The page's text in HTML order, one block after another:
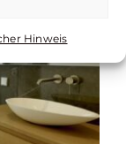
Hinweis